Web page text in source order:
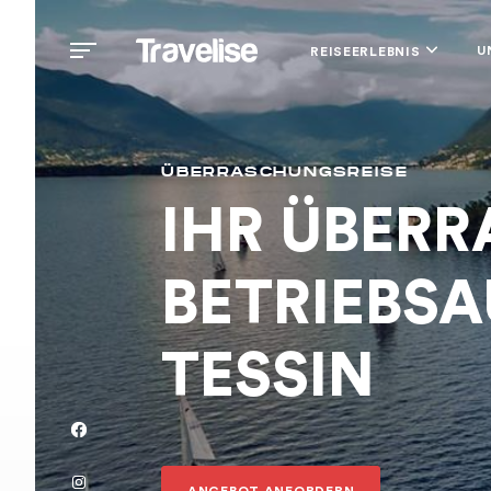
REISEERLEBNIS
ÜBERRASCHUNGSREISE
IHR
TESSIN